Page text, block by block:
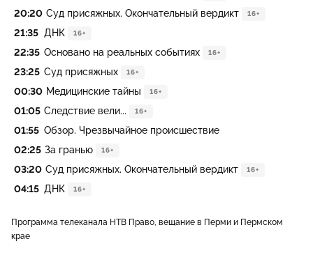
20:20 Суд присяжных. Окончательный вердикт 16+
21:35 ДНК 16+
22:35 Основано на реальных событиях 16+
23:25 Суд присяжных 16+
00:30 Медицинские тайны 16+
01:05 Следствие вели... 16+
01:55 Обзор. Чрезвычайное происшествие
02:25 За гранью 16+
03:20 Суд присяжных. Окончательный вердикт 16+
04:15 ДНК 16+
Программа телеканала НТВ Право, вещание в Перми и Пермском
крае